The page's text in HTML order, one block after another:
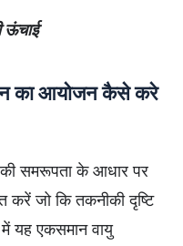
ऊंचाई
का आयोजन कैसे करे
समरूपता के आधार पर
करें जो कि तकनीकी दृष्टि
यह एकसमान वायु